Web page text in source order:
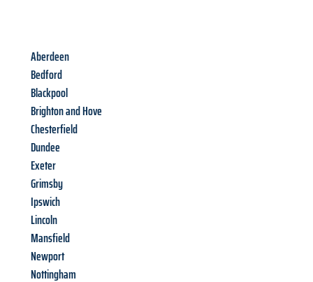
Aberdeen
Bedford
Blackpool
Brighton and Hove
Chesterfield
Dundee
Exeter
Grimsby
Ipswich
Lincoln
Mansfield
Newport
Nottingham